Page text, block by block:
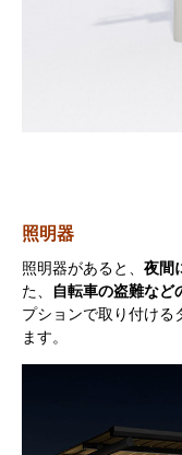
照明器
照明器があると、 夜間
た、
自転車の盗難など
プションで取り付ける
ます。